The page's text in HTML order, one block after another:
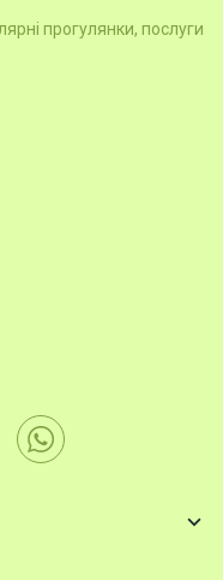
прогулянки, послуги